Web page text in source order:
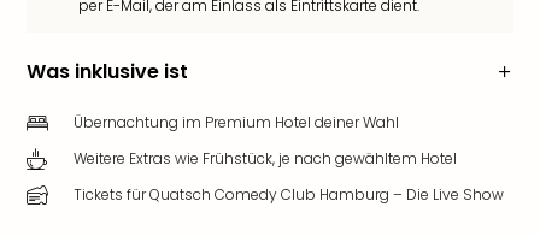
per E-Mail, der am Einlass als Eintrittskarte dient.
Was inklusive ist
Übernachtung im Premium Hotel deiner Wahl
Weitere Extras wie Frühstück, je nach gewähltem Hotel
Tickets für Quatsch Comedy Club Hamburg – Die Live Show